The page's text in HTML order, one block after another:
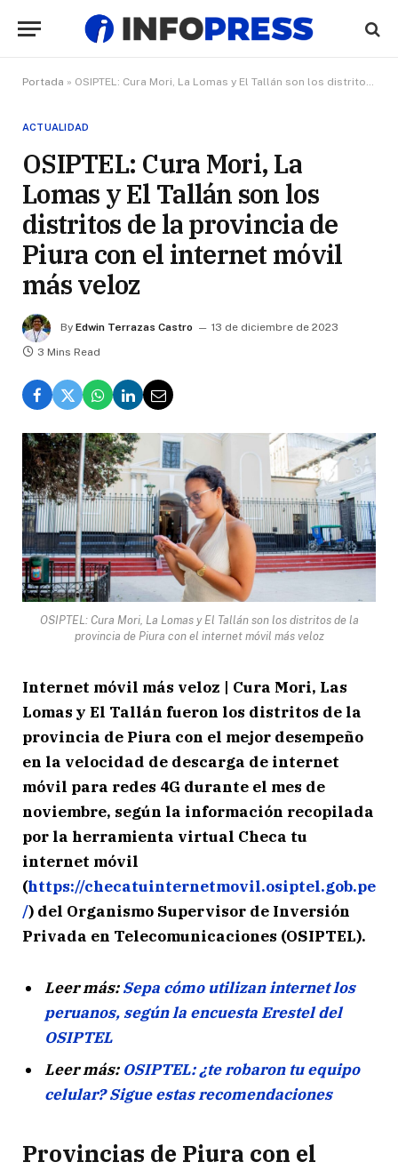
Portada » OSIPTEL: Cura Mori, La Lomas y El Tallán son los distritos de la provincia de Piura con el internet móvil más veloz
ACTUALIDAD
OSIPTEL: Cura Mori, La
Lomas y El Tallán son los
distritos de la provincia de
Piura con el internet móvil
más veloz
By Edwin Terrazas Castro
13 de diciembre de 2023
3 Mins Read
OSIPTEL: Cura Mori, La Lomas y El Tallán son los distritos de la
provincia de Piura con el internet móvil más veloz
Internet móvil más veloz | Cura Mori, Las
Lomas y El Tallán fueron los distritos de la
provincia de Piura con el mejor desempeño
en la velocidad de descarga de internet
móvil para redes 4G durante el mes de
noviembre, según la información recopilada
por la herramienta virtual Checa tu
internet móvil
(https://checatuinternetmovil.osiptel.gob.pe
/) del Organismo Supervisor de Inversión
Privada en Telecomunicaciones (OSIPTEL).
Leer más:Sepa cómo utilizan internet los
peruanos, según la encuesta Erestel del
OSIPTEL
Leer más: OSIPTEL: ¿te robaron tu equipo
celular? Sigue estas recomendaciones
Provincias de Piura con el